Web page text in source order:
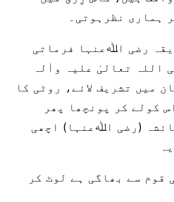
ہماری نظرہوتی۔
رضی اﷲعنہا فرماتی
اللہ تعالیٰ علیہ واٰلہ
میں تشریف لائے، روٹی کا
کولے کر پونچھا پھر
(رضی اﷲعنہا) اچھی
قوم سے بھاگی ہے لوٹ کر